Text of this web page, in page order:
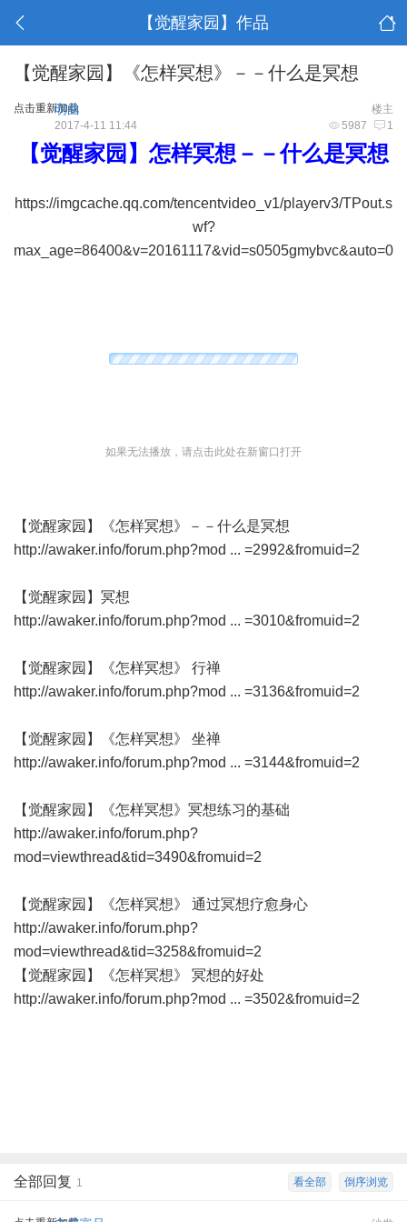
【觉醒家园】作品
【觉醒家园】《怎样冥想》－－什么是冥想
点击重新加载 楼主
明曲
5987 1
2017-4-11 11:44
【觉醒家园】怎样冥想－－什么是冥想
https://imgcache.qq.com/tencentvideo_v1/playerv3/TPout.s
wf?
max_age=86400&v=20161117&vid=s0505gmybvc&auto=0
如果无法播放，请点击此处在新窗口打开
【觉醒家园】《怎样冥想》－－什么是冥想
http://awaker.info/forum.php?mod ... =2992&fromuid=2
【觉醒家园】冥想
http://awaker.info/forum.php?mod ... =3010&fromuid=2
【觉醒家园】《怎样冥想》 行禅
http://awaker.info/forum.php?mod ... =3136&fromuid=2
【觉醒家园】《怎样冥想》 坐禅
http://awaker.info/forum.php?mod ... =3144&fromuid=2
【觉醒家园】《怎样冥想》冥想练习的基础
http://awaker.info/forum.php?
mod=viewthread&tid=3490&fromuid=2
【觉醒家园】《怎样冥想》 通过冥想疗愈身心
http://awaker.info/forum.php?
mod=viewthread&tid=3258&fromuid=2
【觉醒家园】《怎样冥想》 冥想的好处
http://awaker.info/forum.php?mod ... =3502&fromuid=2
倒序浏览
看全部
全部回复 1